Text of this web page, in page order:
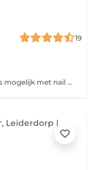
19
Je kunt het zo gek niet bedenken of het is mogelijk met nail art! Bovendien is het een makkelijke en betaalbare manier om je look net dat beetje extra te geven. Of je nu voor een opvallende animal print gaat, een zelf ontworpen design of voor een subtiel glittertje, nail art maakt een feestje van je nagels.